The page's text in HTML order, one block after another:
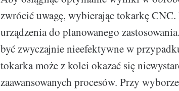
zwrócić uwagę, wybierając tokarkę
urządzenia do planowanego
być zwyczajnie nieefektywne w
tokarka może z kolei okazać się
zaawansowanych procesów. Przy